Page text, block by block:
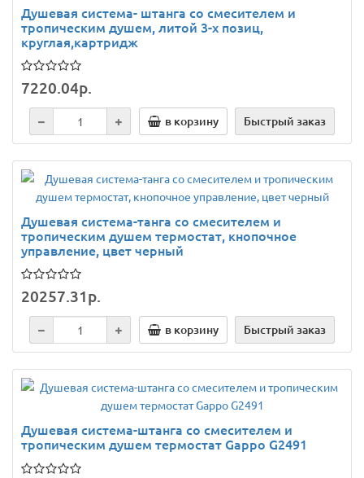
Душевая система- штанга со смесителем и
тропическим душем, литой 3-х позиц,
круглая,картридж
7220.04р.
в корзину Быстрый заказ
Душевая система-танга со смесителем и
тропическим душем термостат, кнопочное
управление, цвет черный
20257.31р.
в корзину Быстрый заказ
Душевая система-штанга со смесителем и
тропическим душем термостат Gappo G2491